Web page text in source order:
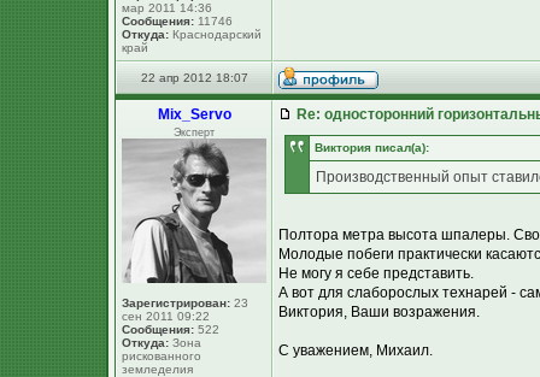
мар 2011 14:36
Сообщения: 11746
Откуда: Краснодарский
край
22 апр 2012 18:07
Mix_Servo
Эксперт
Зарегистрирован: 23
сен 2011 09:22
Сообщения: 522
Откуда: Зона
рискованного
земледелия
Re: односторонний
Виктория писал(а):
Производственный опыт
Полтора метра высота шпалеры.
Молодые побеги практически
Не могу я себе представить.
А вот для слаборослых технарей -
Виктория, Ваши возражения.
С уважением, Михаил.